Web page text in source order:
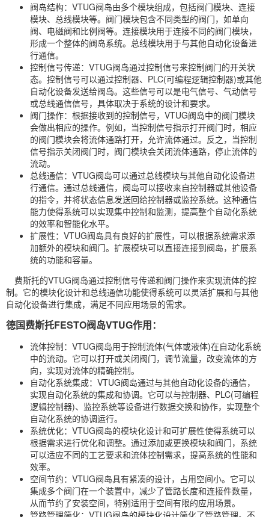
阀岛结构：VTUG阀岛由多个模块组成，包括阀门模块、连接
模块、总线模块等。阀门模块包含不同类型的阀门，如单向
阀、电磁阀和比例阀等。连接模块用于连接不同的阀门模块，
形成一个整体的阀岛系统。总线模块用于与其他自动化设备进
行通信。
控制信号传递：VTUG阀岛通过控制信号来控制阀门的开关状
态。控制信号可以通过控制器、PLC(可编程逻辑控制器)或其他
自动化设备发送给阀岛。这些信号可以是电气信号、气动信号
或总线通信信号，具体取决于系统的设计和要求。
阀门操作：根据接收到的控制信号，VTUG阀岛中的阀门模块
会做出相应的操作。例如，当控制信号指示打开阀门时，相应
的阀门模块会将流体通路打开，允许流体通过。反之，当控制
信号指示关闭阀门时，阀门模块会关闭流体通路，停止流体的
流动。
总线通信：VTUG阀岛可以通过总线模块与其他自动化设备进
行通信。通过总线通信，阀岛可以接收来自控制器或其他设备
的指令，并将状态信息发送回给控制器或监控系统。这种通信
能力使得系统可以实现集中控制和监测，提高整个自动化系统
的效率和智能化水平。
扩展性：VTUG阀岛具有良好的扩展性，可以根据系统需求添
加额外的模块和阀门。扩展模块可以直接连接到阀岛，扩展系
统的功能和容量。
费斯托的VTUG阀岛通过控制信号传递和阀门操作来实现流体的控
制。它的模块化设计和总线通信功能使得系统可以灵活扩展和与其他
自动化设备进行集成，满足不同应用场景的需求。
德国费斯托FESTO阀岛VTUG作用：
流体控制：VTUG阀岛用于控制流体(气体或液体)在自动化系统
中的流动。它可以打开或关闭阀门，调节流量，改变流体的方
向，实现对流体的精确控制。
自动化系统集成：VTUG阀岛通过与其他自动化设备的通信，
实现自动化系统的集成和协调。它可以与控制器、PLC(可编程
逻辑控制器)、监控系统等设备进行数据交换和协作，实现整个
自动化系统的协调运行。
系统优化：VTUG阀岛的模块化设计和可扩展性使得系统可以
根据需求进行优化和调整。通过添加或更换模块和阀门，系统
可以适应不同的工艺要求和流体控制需求，提高系统的性能和
效率。
空间节约：VTUG阀岛具有紧凑的设计，占用空间小。它可以
集成多个阀门在一个装置中，减少了管路长度和连接件数量，
从而节约了安装空间，特别适用于空间有限的应用场景。